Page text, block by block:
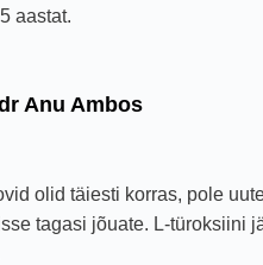
aastat.
Anu Ambos
olid täiesti korras, pole
tagasi jõuate. L-türoksiini